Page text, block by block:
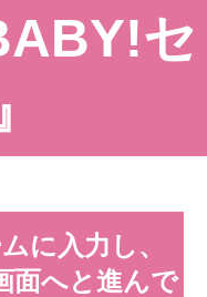
セ
に入力し、
面へと進んで